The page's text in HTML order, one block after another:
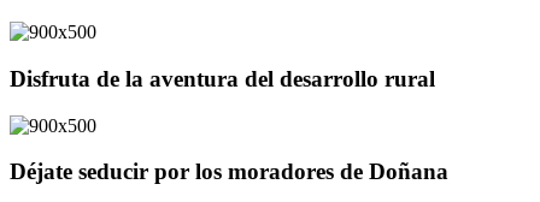
Disfruta de la aventura del desarrollo rural
Déjate seducir por los moradores de Doñana